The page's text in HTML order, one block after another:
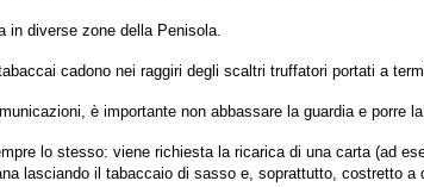
in diverse zone della Penisola.
cadono nei raggiri degli scaltri truffatori portati a
è importante non abbassare la guardia e porre
lo stesso: viene richiesta la ricarica di una carta (ad
lasciando il tabaccaio di sasso e, soprattutto, costretto a